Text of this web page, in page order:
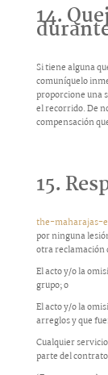
14.
Si tiene alguna
comuníquelo
proporcione una
el recorrido. De
compensación
15.
the-maharajas-
por ninguna
otra reclamación
El acto y/o la
grupo; o
El acto y/o la
arreglos y que
Cualquier
parte del